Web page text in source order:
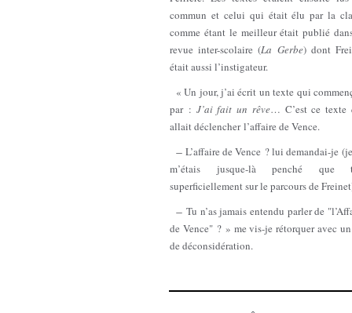
commun et celui qui était élu par la
comme étant le meilleur était publié
revue inter-scolaire (La Gerbe) dont
était aussi l’instigateur.
« Un jour, j’ai écrit un texte qui
par : J’ai fait un rêve… C’est ce texte
allait déclencher l’affaire de Vence.
L’affaire de Vence ? lui demandai-je
m’étais jusque-là penché que
superficiellement sur le parcours de
Tu n’as jamais entendu parler de
de Vence" ? » me vis-je rétorquer avec
de déconsidération.